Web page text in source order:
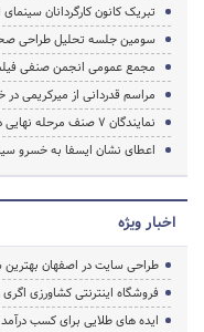
تبریک کانون کارگردانان
سومین جلسه تحلیل طراحی
مجمع عمومی انجمن صنفی
مراسم قدردانی از میرکریمی در
نمایندگان 7 صنف مرحله نهایی داوری معرفی شدند
اعطای نشان ایسفا به خسرو
اخبار ویژه
طراحی سایت در اصفهان بهترین
فروشگاه اینترنتی کشاورزی اگری
ایده های طلایی برای کسب درآمد